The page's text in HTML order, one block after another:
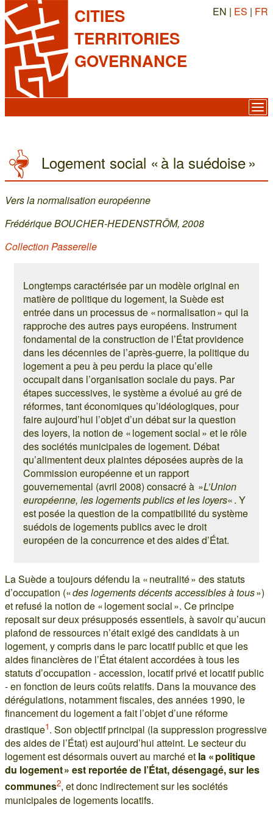
CITIES
TERRITORIES
GOVERNANCE
EN | ES | FR
Logement social « à la suédoise »
Vers la normalisation européenne
Frédérique BOUCHER-HEDENSTRÖM, 2008
Collection Passerelle
Longtemps caractérisée par un modèle original en
matière de politique du logement, la Suède est
entrée dans un processus de « normalisation » qui la
rapproche des autres pays européens. Instrument
fondamental de la construction de l’État providence
dans les décennies de l’après-guerre, la politique du
logement a peu à peu perdu la place qu’elle
occupait dans l’organisation sociale du pays. Par
étapes successives, le système a évolué au gré de
réformes, tant économiques qu’idéologiques, pour
faire aujourd’hui l’objet d’un débat sur la question
des loyers, la notion de « logement social » et le rôle
des sociétés municipales de logement. Débat
qu’alimentent deux plaintes déposées auprès de la
Commission européenne et un rapport
gouvernemental (avril 2008) consacré à »L’Union
européenne, les logements publics et les loyers« . Y
est posée la question de la compatibilité du système
suédois de logements publics avec le droit
européen de la concurrence et des aides d’État.
La Suède a toujours défendu la « neutralité » des statuts
d’occupation («des logements décents accessibles à tous»)
et refusé la notion de « logement social ». Ce principe
reposait sur deux présupposés essentiels, à savoir qu’aucun
plafond de ressources n’était exigé des candidats à un
logement, y compris dans le parc locatif public et que les
aides financières de l’État étaient accordées à tous les
statuts d’occupation - accession, locatif privé et locatif public
- en fonction de leurs coûts relatifs. Dans la mouvance des
dérégulations, notamment fiscales, des années 1990, le
financement du logement a fait l’objet d’une réforme
drastique1. Son objectif principal (la suppression progressive
des aides de l’État) est aujourd’hui atteint. Le secteur du
logement est désormais ouvert au marché et la « politique
du logement » est reportée de l’État, désengagé, sur les
communes2, et donc indirectement sur les sociétés
municipales de logements locatifs.